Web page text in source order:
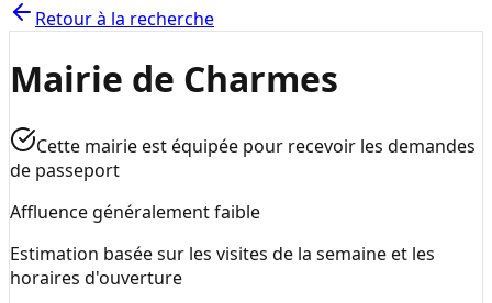
Retour à la recherche
Mairie de Charmes
Cette mairie est équipée pour recevoir les demandes
de passeport
Affluence généralement faible
Estimation basée sur les visites de la semaine et les
horaires d'ouverture